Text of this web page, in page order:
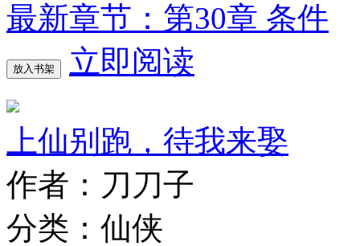
最新章节：第30章 条件
放入书架 立即阅读
上仙别跑，待我来娶
作者：刀刀子
分类：仙侠